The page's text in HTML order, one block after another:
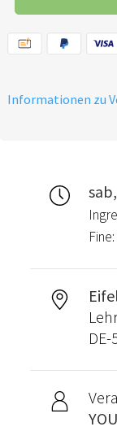
HINZUGEHEN.
JEDE NICHT
ANMELDUNG
Informationen zu